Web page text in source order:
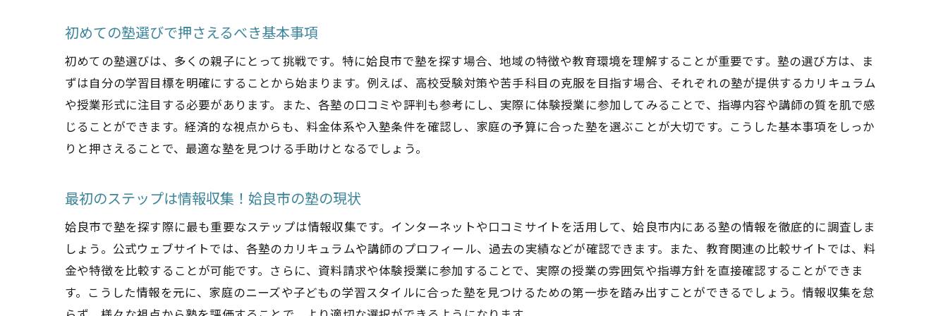
カリキュラム選びの基準とその重要性
姶良市の塾のカリキュラムの違いを比較
地域社会と連携した塾の学習プログラム
塾のカリキュラムがもたらす学習効果
塾選びで失敗しないためのチェックリスト
個別指導か集団授業か、どちらが最適か
姶良市の塾で自分に合う学び方を見つける
最適な塾を選ぶためのファーストステップ
初めての塾選びで押さえるべき基本事項
初めての塾選びは、多くの親子にとって挑戦です。特に姶良市で塾を探す場合、地域の特徴や教育環境を理解することが重要です。塾の選び方は、ま
ずは自分の学習目標を明確にすることから始まります。例えば、高校受験対策や苦手科目の克服を目指す場合、それぞれの塾が提供するカリキュラム
や授業形式に注目する必要があります。また、各塾の口コミや評判も参考にし、実際に体験授業に参加してみることで、指導内容や講師の質を肌で感
じることができます。経済的な視点からも、料金体系や入塾条件を確認し、家庭の予算に合った塾を選ぶことが大切です。こうした基本事項をしっか
りと押さえることで、最適な塾を見つける手助けとなるでしょう。
最初のステップは情報収集！姶良市の塾の現状
姶良市で塾を探す際に最も重要なステップは情報収集です。インターネットや口コミサイトを活用して、姶良市内にある塾の情報を徹底的に調査しま
しょう。公式ウェブサイトでは、各塾のカリキュラムや講師のプロフィール、過去の実績などが確認できます。また、教育関連の比較サイトでは、料
金や特徴を比較することが可能です。さらに、資料請求や体験授業に参加することで、実際の授業の雰囲気や指導方針を直接確認することができま
す。こうした情報を元に、家庭のニーズや子どもの学習スタイルに合った塾を見つけるための第一歩を踏み出すことができるでしょう。情報収集を怠